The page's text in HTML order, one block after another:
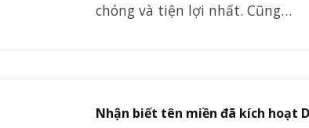
chóng và tiện lợi nhất. Cũng…
Nhận biết tên miền đã kích hoạt